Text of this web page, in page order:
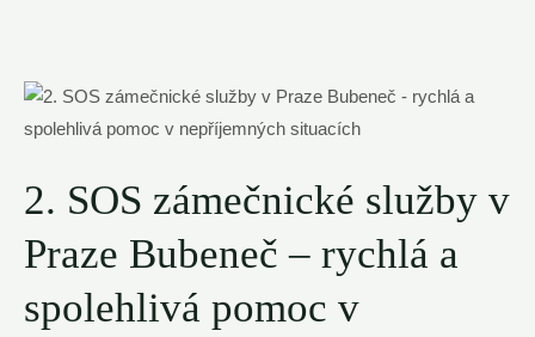
2. SOS zámečnické služby v
Praze Bubeneč – rychlá a
spolehlivá pomoc v